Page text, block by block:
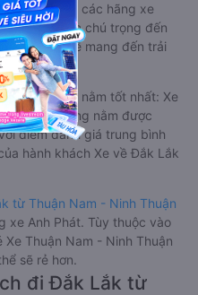
cạnh đó, các hãng xe
Đắk Lắk luôn chú trọng đến
cải thiện để mang đến trải
Lắk giường nằm tốt nhất: Xe
Lắk giường nằm được
điểm đánh giá trung bình
hành khách Xe về Đắk Lắk
từ Thuận Nam - Ninh Thuận
xe Anh Phát. Tùy thuộc vào
Thuận Nam - Ninh Thuận
sẽ rẻ hơn.
đi Đắk Lắk từ